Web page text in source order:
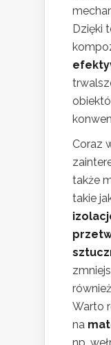
Dzięki
Coraz
także
takie
Warto
na